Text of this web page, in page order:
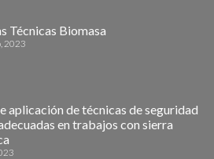
Técnicas Biomasa
2023
aplicación de técnicas de seguridad
en trabajos con sierra